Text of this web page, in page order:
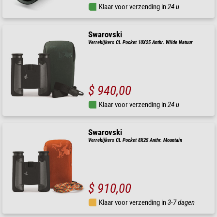
Klaar voor verzending in24 u
Swarovski
Verrekijkers CL Pocket 10X25 Anthr. Wilde Natuur
$ 940,00
Klaar voor verzending in24 u
Swarovski
Verrekijkers CL Pocket 8X25 Anthr. Mountain
$ 910,00
Klaar voor verzending in3-7 dagen